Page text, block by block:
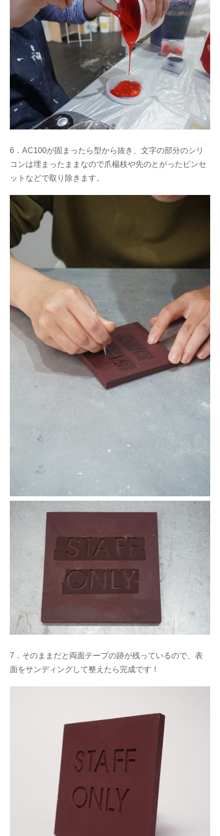
6．AC100が固まったら型から抜き、文字の部分のシリ
コンは埋まったままなので爪楊枝や先のとがったピンセ
ットなどで取り除きます。
7．そのままだと両面テープの跡が残っているので、表
面をサンディングして整えたら完成です！